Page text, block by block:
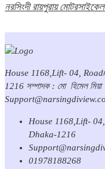
নরসিংদী রায়পুরায়
House 1168,Lift- 04,
1216 সম্পাদক : মো হিমেল
House 1168,Lift-
Dhaka-1216
01978188268